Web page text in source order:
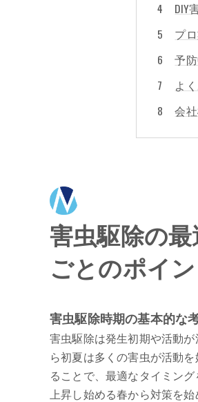
DIY
プ
予
よ
会
害虫駆除の
ごとのポイ
害虫駆除時期の基本的な
害虫駆除は発生初期や活動
ら初夏は多くの害虫が活動
ることで、最適なタイミン
上昇し始める春から対策を始